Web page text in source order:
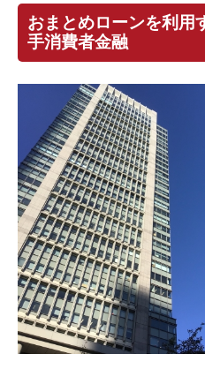
おまとめローンを利用
手消費者金融